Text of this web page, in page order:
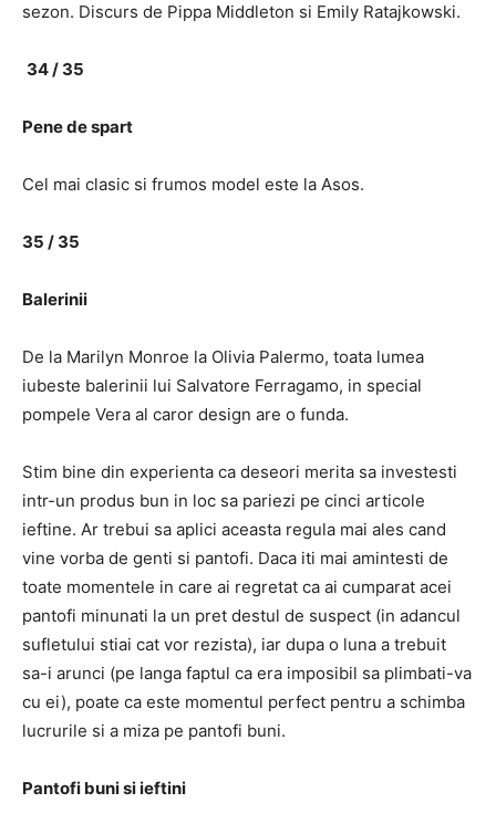
sezon. Discurs de Pippa Middleton si Emily Ratajkowski.
34 / 35
Pene de spart
Cel mai clasic si frumos model este la Asos.
35 / 35
Balerinii
De la Marilyn Monroe la Olivia Palermo, toata lumea
iubeste balerinii lui Salvatore Ferragamo, in special
pompele Vera al caror design are o funda.
Stim bine din experienta ca deseori merita sa investesti
intr-un produs bun in loc sa pariezi pe cinci articole
ieftine. Ar trebui sa aplici aceasta regula mai ales cand
vine vorba de genti si pantofi. Daca iti mai amintesti de
toate momentele in care ai regretat ca ai cumparat acei
pantofi minunati la un pret destul de suspect (in adancul
sufletului stiai cat vor rezista), iar dupa o luna a trebuit
sa-i arunci (pe langa faptul ca era imposibil sa plimbati-va
cu ei), poate ca este momentul perfect pentru a schimba
lucrurile si a miza pe pantofi buni.
Pantofi buni si ieftini